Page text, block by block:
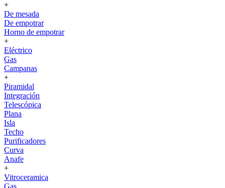
+
De mesada
De empotrar
Horno de empotrar
+
Eléctrico
Gas
Campanas
+
Piramidal
Integración
Telescópica
Plana
Isla
Techo
Purificadores
Curva
Anafe
+
Vitroceramica
Gas